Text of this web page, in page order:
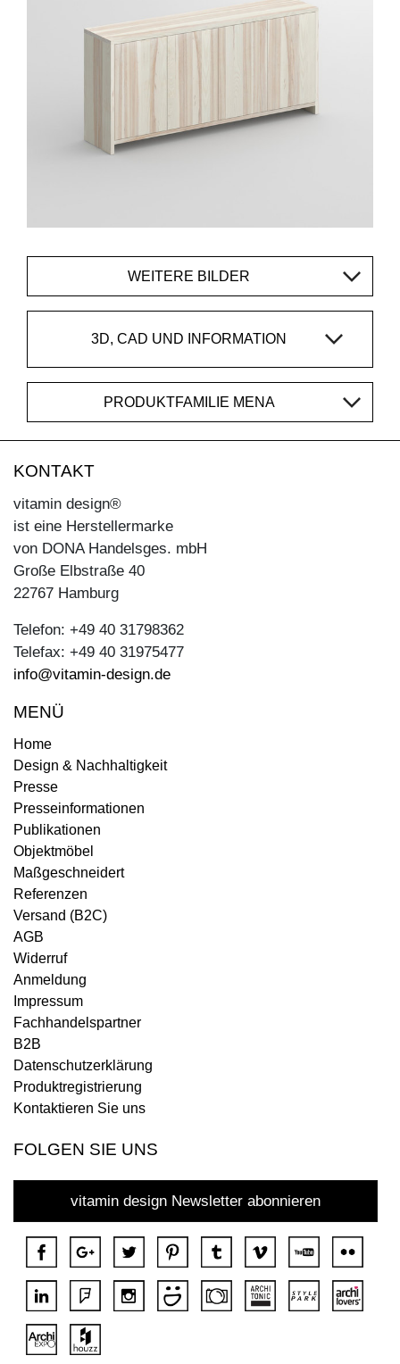
WEITERE BILDER
3D, CAD UND INFORMATION
PRODUKTFAMILIE MENA
KONTAKT
vitamin design®
ist eine Herstellermarke
von DONA Handelsges. mbH
Große Elbstraße 40
22767 Hamburg
Telefon: +49 40 31798362
Telefax: +49 40 31975477
info@vitamin-design.de
MENÜ
Home
Design & Nachhaltigkeit
Presse
Presseinformationen
Publikationen
Objektmöbel
Maßgeschneidert
Referenzen
Versand (B2C)
AGB
Widerruf
Anmeldung
Impressum
Fachhandelspartner
B2B
Datenschutzerklärung
Produktregistrierung
Kontaktieren Sie uns
FOLGEN SIE UNS
vitamin design Newsletter abonnieren